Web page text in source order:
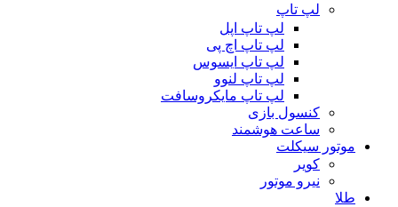
لپ تاپ
لپ تاپ اپل
لپ تاپ اچ پی
لپ تاپ ایسوس
لپ تاپ لنوو
لپ تاپ مایکروسافت
کنسول بازی
ساعت هوشمند
موتور سیکلت
کویر
نیرو موتور
طلا